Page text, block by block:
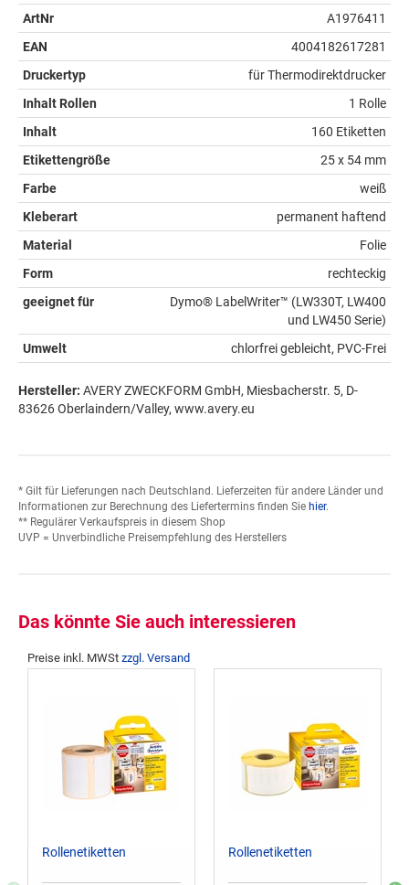
ArtNr
A1976411
EAN
4004182617281
Druckertyp
für Thermodirektdrucker
Inhalt Rollen
1 Rolle
Inhalt
160 Etiketten
Etikettengröße
25 x 54 mm
Farbe
weiß
Kleberart
permanent haftend
Material
Folie
Form
rechteckig
geeignet für
Dymo® LabelWriter™ (LW330T, LW400
und LW450 Serie)
Umwelt
chlorfrei gebleicht, PVC-Frei
Hersteller: AVERY ZWECKFORM GmbH, Miesbacherstr. 5, D-
83626 Oberlaindern/Valley, www.avery.eu
* Gilt für Lieferungen nach Deutschland. Lieferzeiten für andere Länder und
Informationen zur Berechnung des Liefertermins finden Sie hier.
** Regulärer Verkaufspreis in diesem Shop
UVP = Unverbindliche Preisempfehlung des Herstellers
Das könnte Sie auch interessieren
Preise inkl. MWSt zzgl. Versand
Rollenetiketten Rollenetiketten